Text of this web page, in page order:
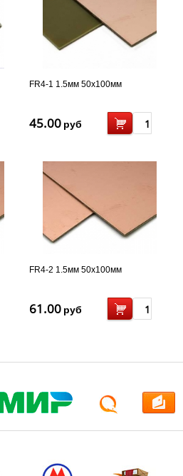
FR4-1 1.5мм 50x100мм
45.00 руб
FR4-2 1.5мм 50x100мм
61.00 руб